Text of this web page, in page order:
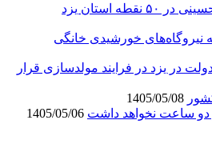
استان یزد
نیروگاه‌های خورشیدی خانگی
دولت در یزد در فرایند مولدسازی قرار
دو ساعت نخواهد داشت